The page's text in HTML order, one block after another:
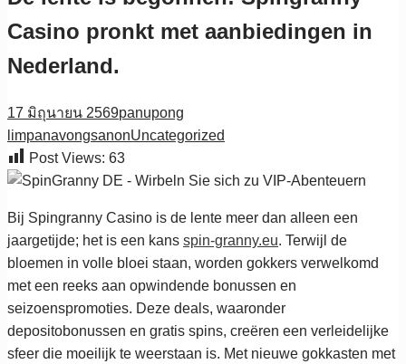
Casino pronkt met aanbiedingen in
Nederland.
17 มิถุนายน 2569panupong
limpanavongsanonUncategorized
Post Views: 63
Bij Spingranny Casino is de lente meer dan alleen een
jaargetijde; het is een kans spin-granny.eu. Terwijl de
bloemen in volle bloei staan, worden gokkers verwelkomd
met een reeks aan opwindende bonussen en
seizoenspromoties. Deze deals, waaronder
depositobonussen en gratis spins, creëren een verleidelijke
sfeer die moeilijk te weerstaan is. Met nieuwe gokkasten met